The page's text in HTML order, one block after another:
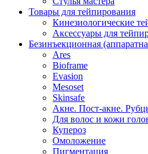
Товары для тейпирования
Кинезиологические
Аксессуары для
Безинъекционная
Ares
Bioframe
Evasion
Mesoset
Skinsafe
Акне. Пост-акне.
Для волос и кожи
Купероз
Омоложение
Пигментация